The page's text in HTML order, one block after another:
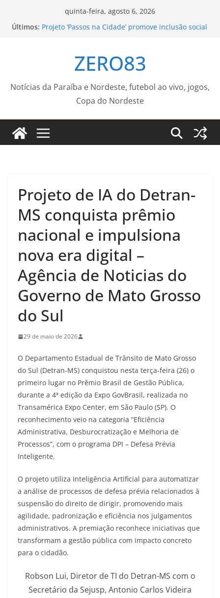
quinta-feira, agosto 6, 2026
Últimos: Projeto ‘Passos na Cidade’ promove inclusão social
Empresas devem facilitar vacinação de
trabalhadores contra o sarampo
– Prefeitura da Cidade do Rio de Janeiro
Confira as tabelas dos Jogos Escolares de
Sorocaba dos dias 10 a 14 de agosto – Agência de
ZERO83
Notícias da Paraíba e Nordeste, futebol ao vivo, jogos,
Copa do Nordeste
Projeto de IA do Detran-
MS conquista prêmio
nacional e impulsiona
nova era digital –
Agência de Noticias do
Governo de Mato Grosso
do Sul
29 de maio de 2026
O Departamento Estadual de Trânsito de Mato Grosso
do Sul (Detran-MS) conquistou nesta terça-feira (26) o
primeiro lugar no Prêmio Brasil de Gestão Pública,
durante a 4ª edição da Expo GovBrasil, realizada no
Transamérica Expo Center, em São Paulo (SP). O
reconhecimento veio na categoria “Eficiência
Administrativa, Desburocratização e Melhoria de
Processos”, com o programa DPI – Defesa Prévia
Inteligente.
O projeto utiliza Inteligência Artificial para automatizar
a análise de processos de defesa prévia relacionados à
suspensão do direito de dirigir, promovendo mais
agilidade, padronização e eficiência nos julgamentos
administrativos. A premiação reconhece iniciativas que
transformam a gestão pública com impacto concreto
para o cidadão.
Robson Lui, Diretor de TI do Detran-MS com o
Secretário da Sejusp, Antonio Carlos Videira